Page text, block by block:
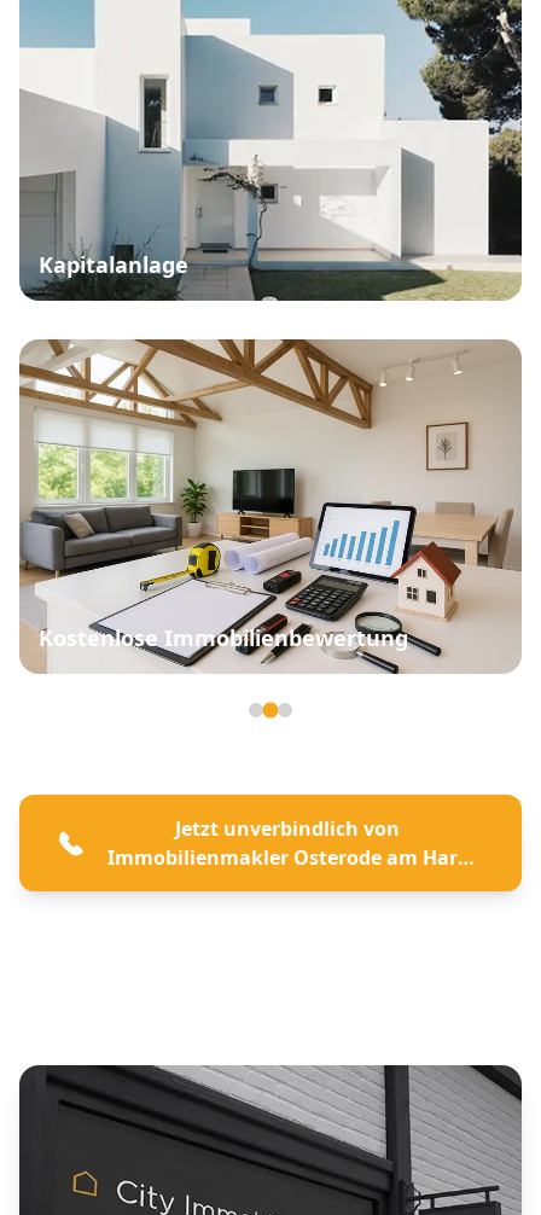
Kapitalanlage
Kostenlose Immobilienbewertung
Jetzt unverbindlich von
Immobilienmakler Osterode am Harz
beraten lassen